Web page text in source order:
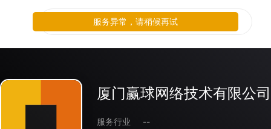
厦门赢球网络技术有限公司
服务行业
--
服务异常，请稍候再试